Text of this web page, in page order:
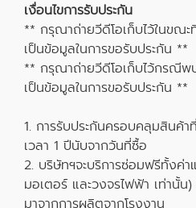
เงื่อนไขการรับประกัน
** กรุณาถ่ายวีดีโอเก็บไว้ในขณ
เป็นข้อมูลในการขอรับประกัน **
** กรุณาถ่ายวีดีโอเก็บไว้กรณีพ
เป็นข้อมูลในการขอรับประกัน **
1. การรับประกันครอบคลุมสินค้า
เวลา 1 ปีนับจากวันที่ซื้อ
2. บริษัทฯจะบริการซ่อมฟรีทั้งค่า
มอเตอร์ และวงจรไฟฟ้า เท่านั้น
มาจากการผลิตจากโรงงาน